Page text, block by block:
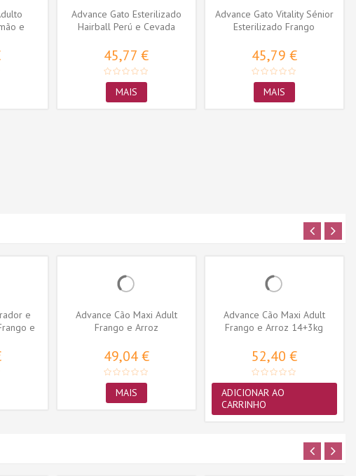
e
Advance Gato Esterilizado
Hairball Perú e Cevada
45,77 €
MAIS
Advance Gato Vitality Sénior
Esterilizado Frango
45,79 €
MAIS
e
e
Advance Cão Maxi Adult
Frango e Arroz
49,04 €
MAIS
Advance Cão Maxi Adult
Frango e Arroz 14+3kg
52,40 €
ADICIONAR AO
CARRINHO